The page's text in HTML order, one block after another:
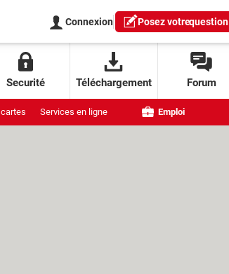
Connexion Posez votrequestion
Securité Téléchargement Forum
Services en ligne Emploi